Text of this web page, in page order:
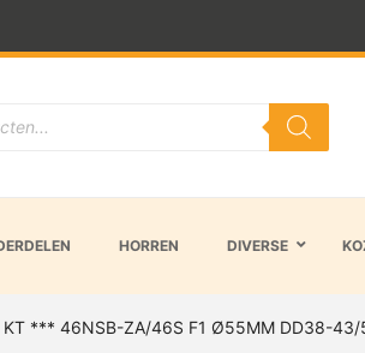
HORREN DIVERSE
KT *** 46NSB-ZA/46S F1 Ø55MM DD38-